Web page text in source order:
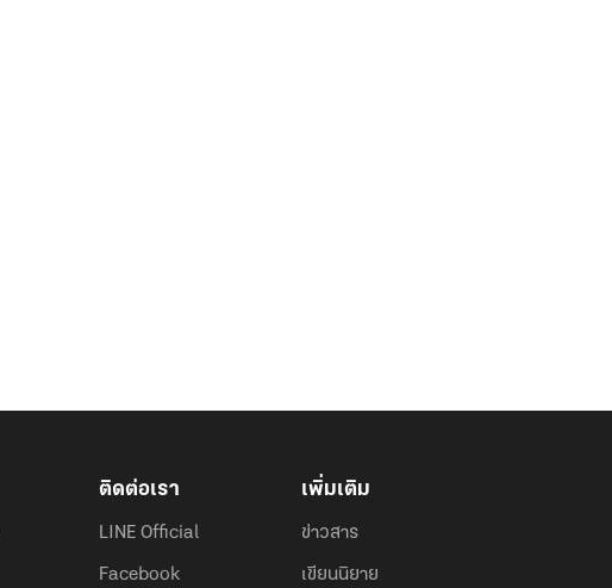
ติดต่อเรา
LINE Official
Facebook
เพิ่มเติม
ข่าวสาร
เขียนนิยาย